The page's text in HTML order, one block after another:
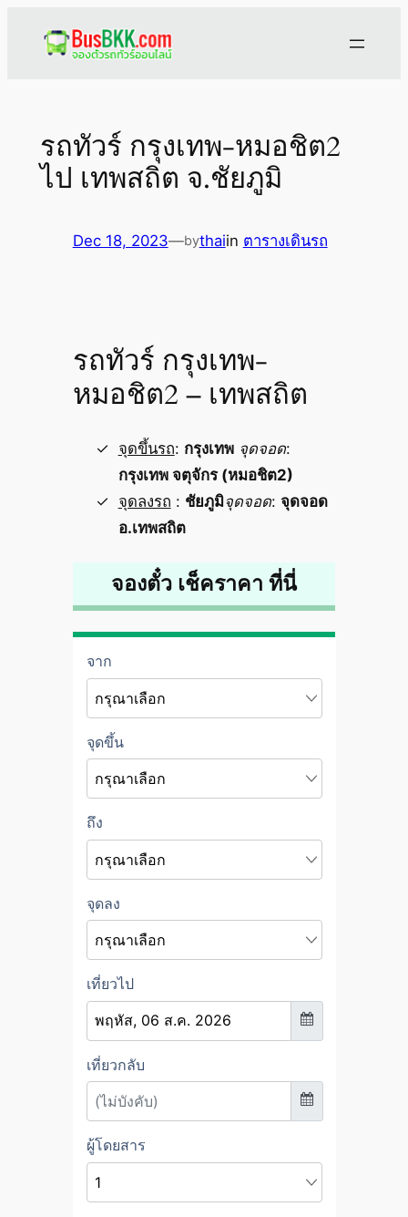
รถทัวร์ กรุงเทพ-หมอชิต2
ไป เทพสถิต จ.ชัยภูมิ
Dec 18, 2023—bythaiin ตารางเดินรถ
รถทัวร์ กรุงเทพ-
หมอชิต2 – เทพสถิต
จุดขึ้นรถ: กรุงเทพ จุดจอด:
กรุงเทพ จตุจักร (หมอชิต2)
จุดลงรถ : ชัยภูมิจุดจอด: จุดจอด
อ.เทพสถิต
จองตั๋ว เช็คราคา ที่นี่